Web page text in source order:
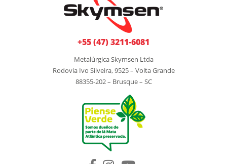
+55 (47) 3211-6081
Metalúrgica Skymsen Ltda
Rodovia Ivo Silveira, 9525 – Volta Grande
88355-202 – Brusque – SC